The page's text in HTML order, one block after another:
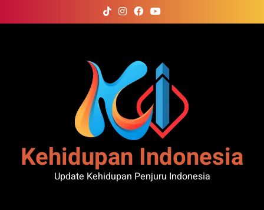
to
Kehidupan Indonesia
Update Kehidupan Penjuru Indonesia